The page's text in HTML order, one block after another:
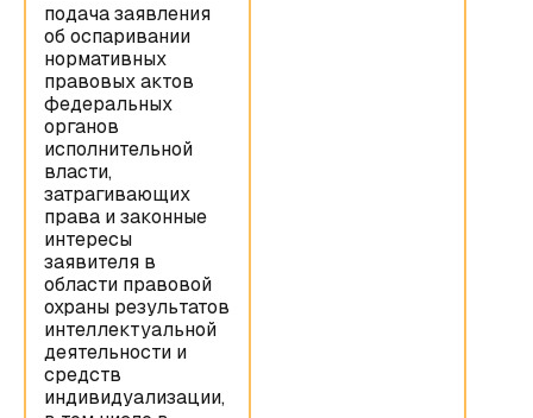
подача заявления
об оспаривании
нормативных
правовых актов
федеральных
органов
исполнительной
власти,
затрагивающих
права и законные
интересы
заявителя в
области правовой
охраны результатов
интеллектуальной
деятельности и
средств
индивидуализации,